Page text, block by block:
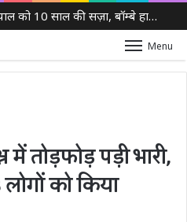
2013 रेप केस में तरुण तेजपाल को 10 साल की सज़ा, बॉम्बे हाई कोर्ट ने लगाया 10 लाख रुपये का जुर्माना
Menu
तोड़फोड़ पड़ी भारी,
को किया